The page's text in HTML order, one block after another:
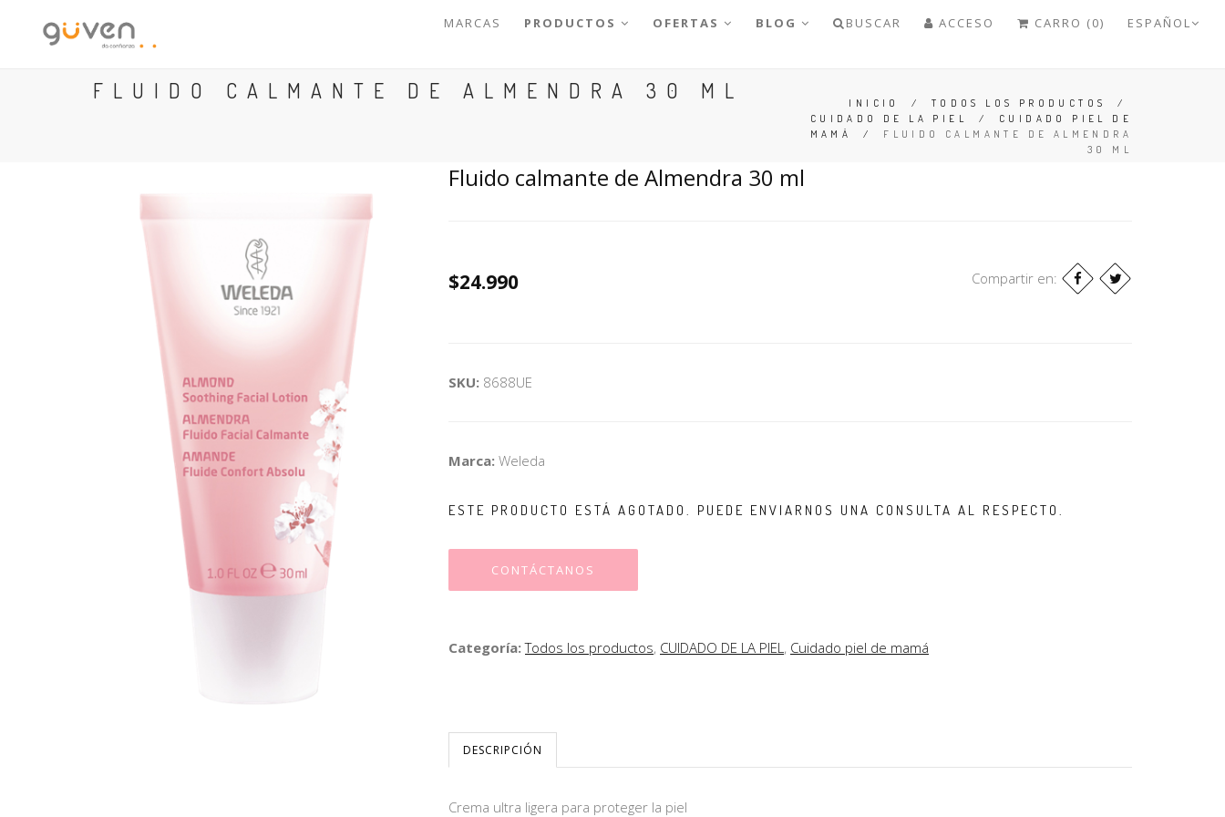
MARCAS PRODUCTOS OFERTAS BLOG BUSCAR ACCESO CARRO (0) ESPAÑOL
FLUIDO CALMANTE DE ALMENDRA 30 ML INICIO / TODOS LOS PRODUCTOS
/
CUIDADO DE LA PIEL
/ CUIDADO PIEL DE
MAMÁ
/ FLUIDO CALMANTE DE ALMENDRA
30 ML
Fluido calmante de Almendra 30 ml
$24.990 Compartir en:
SKU: 8688UE
Marca: Weleda
ESTE PRODUCTO ESTÁ AGOTADO. PUEDE ENVIARNOS UNA CONSULTA AL RESPECTO.
CONTÁCTANOS
Categoría:Todos los productos, CUIDADO DE LA PIEL, Cuidado piel de mamá
DESCRIPCIÓN
Crema ultra ligera para proteger la piel